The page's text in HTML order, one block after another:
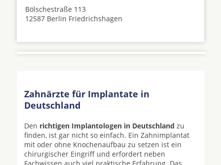
Bölschestraße 113
12587 Berlin Friedrichshagen
Zahnärzte für Implantate in
Deutschland
Den richtigen Implantologen in Deutschland zu
finden, ist gar nicht so einfach. Ein Zahnimplantat
mit oder ohne Knochenaufbau zu setzen ist ein
chirurgischer Eingriff und erfordert neben